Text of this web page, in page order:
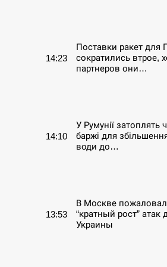
14:23
Поставки ракет для
сократились втрое,
партнеров они…
14:10
У Румунії затоплять
баржі для
води до…
13:53
В Москве
“кратный рост” атак
Украины